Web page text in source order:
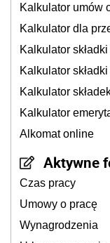
Kalkulator umów
Kalkulator dla
Kalkulator
Kalkulator
Kalkulator
Kalkulator
Alkomat online
Aktywne
Czas pracy
Umowy o pracę
Wynagrodzenia